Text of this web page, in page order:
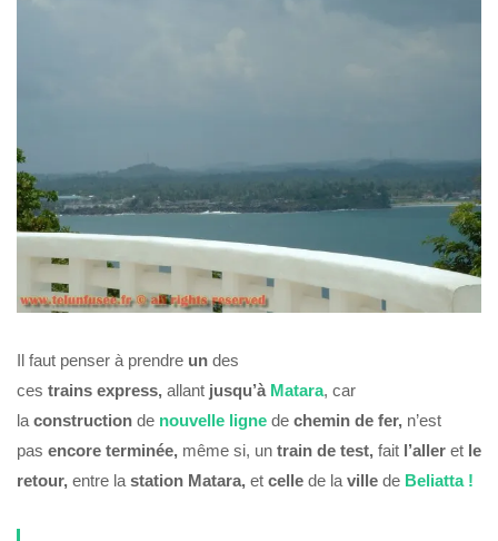
Il faut penser à prendre un des
ces trains express, allant jusqu’à Matara, car
la construction de nouvelle ligne de chemin de fer, n’est
pas encore terminée, même si, un train de test, fait l’aller et le
retour, entre la station Matara, et celle de la ville de Beliatta !